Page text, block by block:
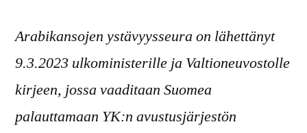
Arabikansojen ystävyysseura on lähettänyt
9.3.2023 ulkoministerille ja Valtioneuvostolle
kirjeen, jossa vaaditaan Suomea
palauttamaan YK:n avustusjärjestön